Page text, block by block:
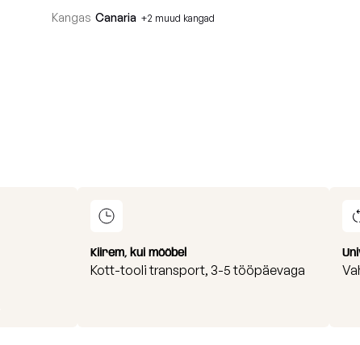
Kangas Canaria +2 muud kangad
Kiirem, kui mööbel
Kott-tooli transport, 3-5 tööpäevaga